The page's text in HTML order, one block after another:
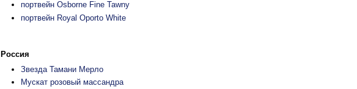
портвейн Osborne Fine Tawny
портвейн Royal Oporto White
Россия
Звезда Тамани Мерло
Мускат розовый массандра